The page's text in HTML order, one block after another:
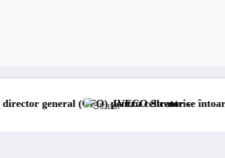
(CFO) pentru cellcentric
IVECO Strator se întoarce